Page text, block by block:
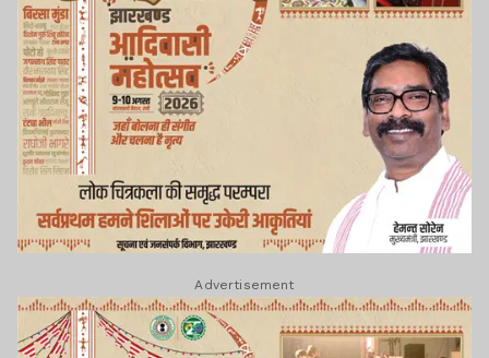
Advertisement